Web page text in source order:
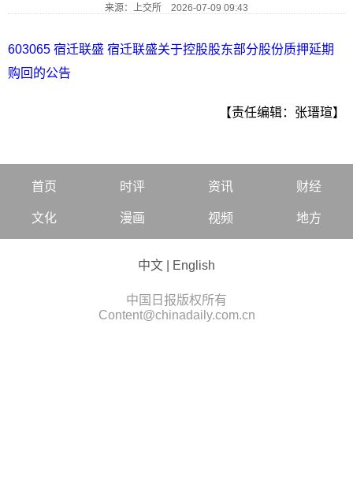
来源：上交所 2026-07-09 09:43
603065 宿迁联盛 宿迁联盛关于控股股东部分股份质押延期
购回的公告
【责任编辑：张瑨瑄】
首页 时评 资讯 财经
文化 漫画 视频 地方
中文 English
中国日报版权所有
Content@chinadaily.com.cn